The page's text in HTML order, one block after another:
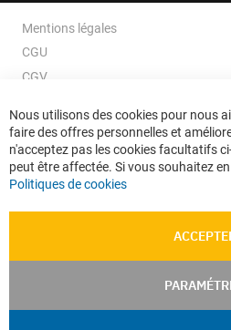
Mentions légales
CGU
CGV
Données personnelles
Confidentialité
Plan du site
Nous utilisons des cookies pour nous
faire des offres personnelles et
n'acceptez pas les cookies facultatifs
peut être affectée. Si vous souhaitez
Politiques de cookies